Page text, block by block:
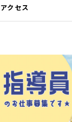
アクセス